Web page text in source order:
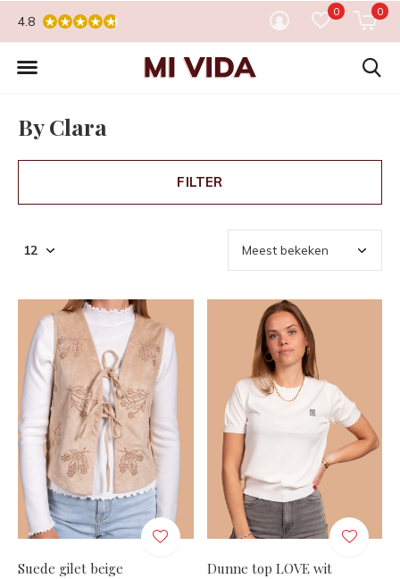
0 0
4.8
By Clara
FILTER
Suede gilet beige Dunne top LOVE wit